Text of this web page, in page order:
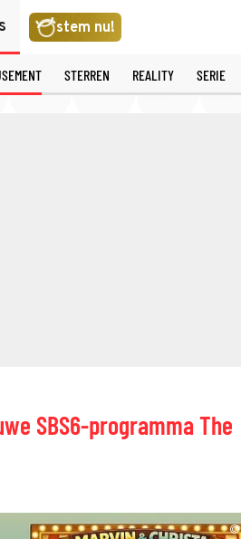
stem nu!
STERREN REALITY SERIE
SBS6-programma The
©